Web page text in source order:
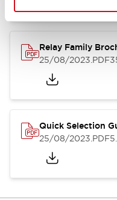
Relay Family
25/08/2023.PDF
Quick Selection
25/08/2023.PDF